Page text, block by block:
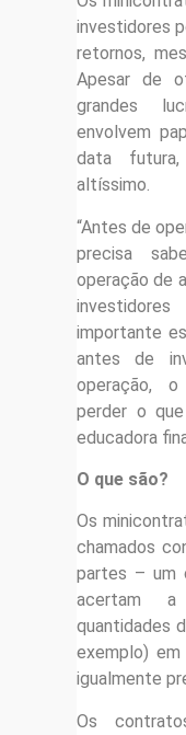
investidores
retornos,
Apesar de
grandes
envolvem
data
altíssimo.
“Antes de
precisa
operação de
importante
antes de
operação,
perder o
educadora
O que são?
Os
chamados
partes – um
acertam
quantidades
exemplo)
igualmente
Os